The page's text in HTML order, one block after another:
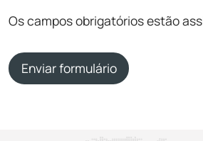
Os campos obrigatórios estão
Enviar formulário